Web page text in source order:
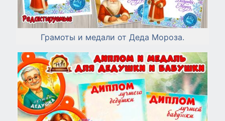
Грамоты и медали от Деда Мороза.